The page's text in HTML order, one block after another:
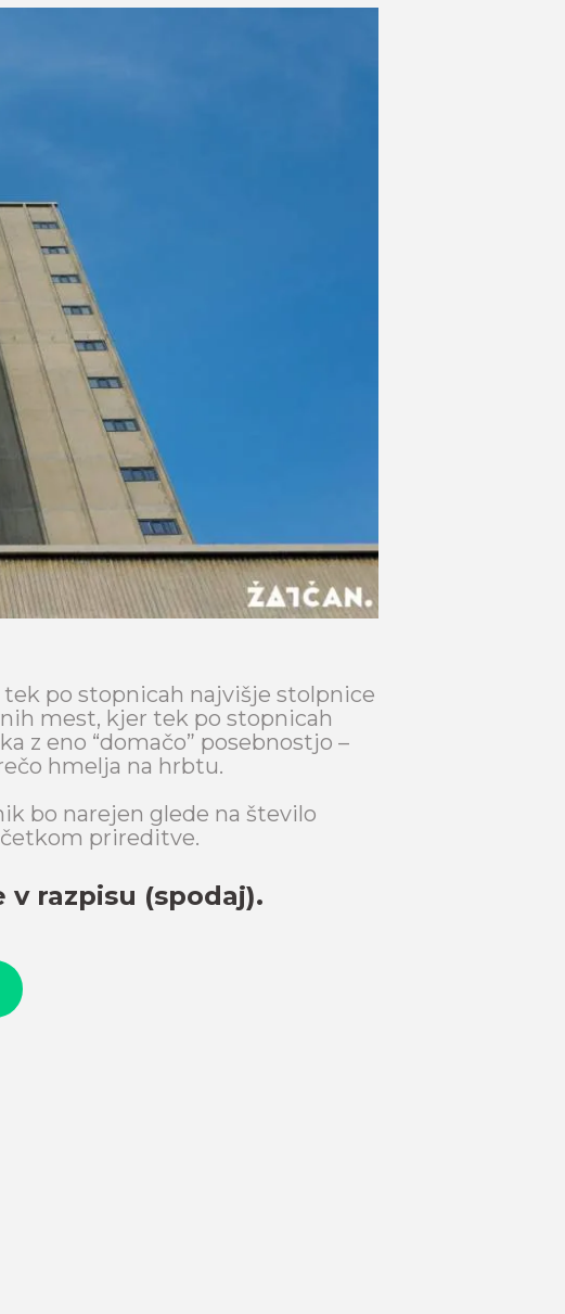
tek po stopnicah najvišje stolpnice
mest, kjer tek po stopnicah
z eno “domačo” posebnostjo –
hmelja na hrbtu.
bo narejen glede na število
prireditve.
razpisu (spodaj).